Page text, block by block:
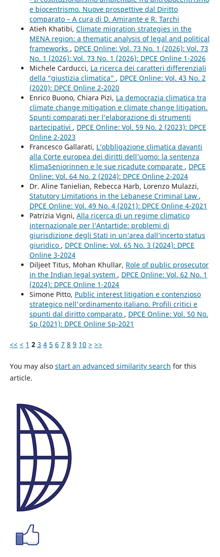
e biocentrismo. Nuove prospettive dal Diritto
comparato – A cura di D. Amirante e R. Tarchi
Atieh Khatibi, Climate migration strategies in the
MENA region: a thematic analysis of legal and political
frameworks , DPCE Online: Vol. 73 No. 1 (2026): Vol. 73
No. 1 (2026): Vol. 73 No. 1 (2026): DPCE Online 1-2026
Michele Carducci, La ricerca dei caratteri differenziali
della “giustizia climatica” , DPCE Online: Vol. 43 No. 2
(2020): DPCE Online 2-2020
Enrico Buono, Chiara Pizi, La democrazia climatica tra
climate change mitigation e climate change litigation.
Spunti comparati per l’elaborazione di strumenti
partecipativi , DPCE Online: Vol. 59 No. 2 (2023): DPCE
Online 2-2023
Francesco Gallarati, L’obbligazione climatica davanti
alla Corte europea dei diritti dell’uomo: la sentenza
KlimaSeniorinnen e le sue ricadute comparate , DPCE
Online: Vol. 64 No. 2 (2024): DPCE Online 2-2024
Dr. Aline Tanielian, Rebecca Harb, Lorenzo Mulazzi,
Statutory Limitations in the Lebanese Criminal Law ,
DPCE Online: Vol. 49 No. 4 (2021): DPCE Online 4-2021
Patrizia Vigni, Alla ricerca di un regime climatico
internazionale per l’Antartide: problemi di
giurisdizione degli Stati in un’area dall’incerto status
giuridico , DPCE Online: Vol. 65 No. 3 (2024): DPCE
Online 3-2024
Diljeet Titus, Mohan Khullar, Role of public prosecutor
in the Indian legal system , DPCE Online: Vol. 62 No. 1
(2024): DPCE Online 1-2024
Simone Pitto, Public interest litigation e contenzioso
strategico nell'ordinamento italiano. Profili critici e
spunti dal diritto comparato , DPCE Online: Vol. 50 No.
Sp (2021): DPCE Online Sp-2021
<< < 1 2 3 4 5 6 7 8 9 10 > >>
You may also start an advanced similarity search for this
article.